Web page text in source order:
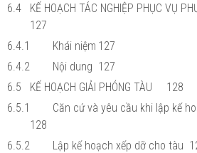
6.4
KẾ HOẠCH TÁC NGHIỆP PHỤC VỤ
127
6.4.1
Khái niệm 127
6.4.2
Nội dung 127
6.5
KẾ HOẠCH GIẢI PHÓNG TÀU
128
6.5.1
Căn cứ và yêu cầu khi lập kế
128
6.5.2
Lập kế hoạch xếp dỡ cho tàu